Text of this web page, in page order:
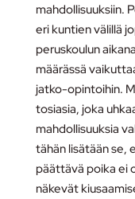
mahdollisuuksiin.
eri kuntien välillä
peruskoulun
määrässä
jatko-opintoihin.
tosiasia, joka
mahdollisuuksia
tähän lisätään se,
päättävä poika ei
näkevät